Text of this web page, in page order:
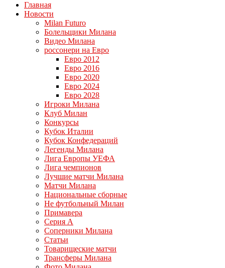
Главная
Новости
Milan Futuro
Болельщики Милана
Видео Милана
россонери на Евро
Евро 2012
Евро 2016
Евро 2020
Евро 2024
Евро 2028
Игроки Милана
Клуб Милан
Конкурсы
Кубок Италии
Кубок Конфедераций
Легенды Милана
Лига Европы УЕФА
Лига чемпионов
Лучшие матчи Милана
Матчи Милана
Национальные сборные
Не футбольный Милан
Примавера
Серия А
Соперники Милана
Статьи
Товарищеские матчи
Трансферы Милана